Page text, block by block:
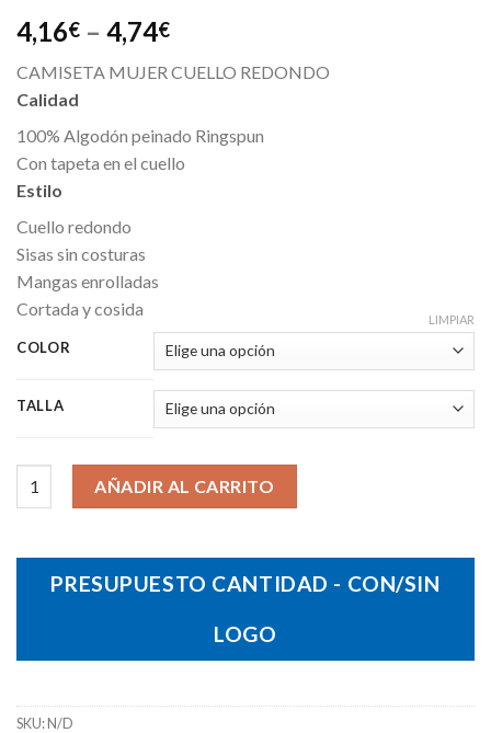
4,16€ – 4,74€
CAMISETA MUJER CUELLO REDONDO
Calidad
100% Algodón peinado Ringspun
Con tapeta en el cuello
Estilo
Cuello redondo
Sisas sin costuras
Mangas enrolladas
Cortada y cosida
COLOR
TALLA
LIMPIAR
Camiseta Melba cantidad
AÑADIR AL CARRITO
PRESUPUESTO CANTIDAD - CON/SIN
LOGO
SKU:N/D